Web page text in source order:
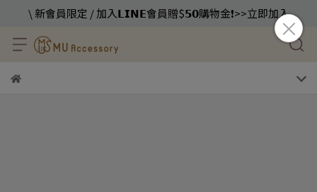
\ 新會員限定 / 加入𝗟𝗜𝗡𝗘會員贈$𝟱𝟬購物金❗️>>立即加入